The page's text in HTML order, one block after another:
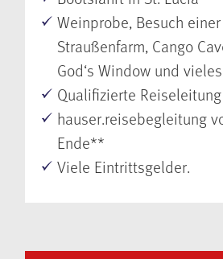
Weinprobe, Besuch einer
Straußenfarm, Cango
God‘s Window und
Qualifizierte Reiseleitung
hauser.reisebegleitung
Ende**
Viele Eintrittsgelder.